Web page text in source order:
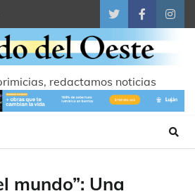
TwitterFacebook
redactamos noticias
mundo”: Una